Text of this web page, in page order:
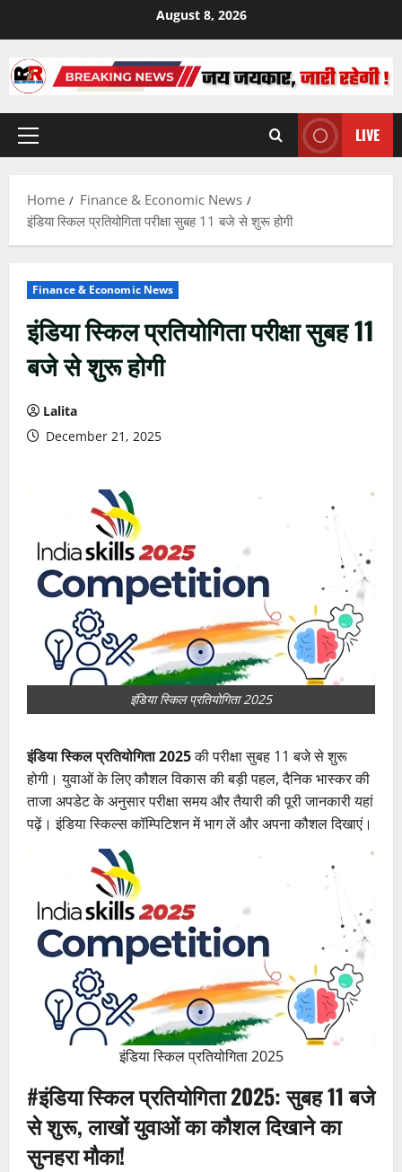
content
August 8, 2026
Primary
LIVE
Home
Finance & Economic News
इंडिया स्किल प्रतियोगिता परीक्षा सुबह 11 बजे से शुरू होगी
Finance & Economic News
इंडिया स्किल प्रतियोगिता परीक्षा सुबह 11
बजे से शुरू होगी
Lalita
December 21, 2025
इंडिया स्किल प्रतियोगिता 2025
इंडिया स्किल प्रतियोगिता 2025की परीक्षा सुबह 11 बजे से शुरू
होगी। युवाओं के लिए कौशल विकास की बड़ी पहल, दैनिक भास्कर की
ताजा अपडेट के अनुसार परीक्षा समय और तैयारी की पूरी जानकारी यहां
पढ़ें। इंडिया स्किल्स कॉम्पिटिशन में भाग लें और अपना कौशल दिखाएं।
इंडिया स्किल प्रतियोगिता 2025
#इंडिया स्किल प्रतियोगिता 2025: सुबह 11 बजे
से शुरू, लाखों युवाओं का कौशल दिखाने का
सुनहरा मौका!